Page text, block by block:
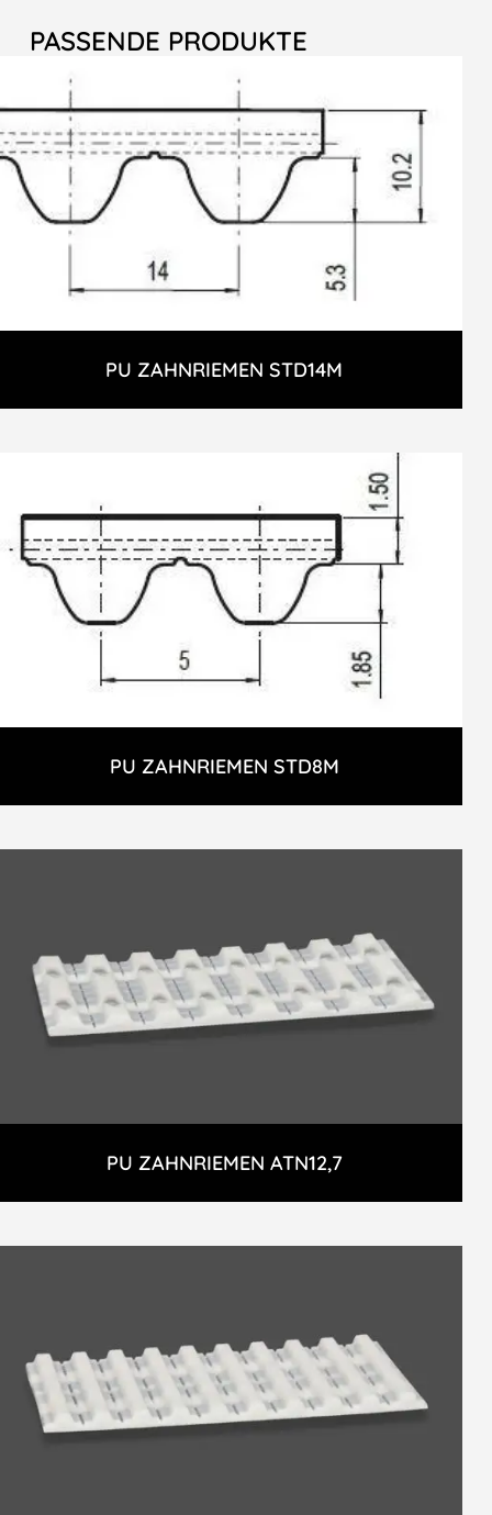
PASSENDE PRODUKTE
PU ZAHNRIEMEN STD14M
PU ZAHNRIEMEN STD8M
PU ZAHNRIEMEN ATN12,7